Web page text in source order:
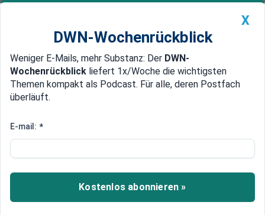
Newsticker MEIN DWN: Geldanlage Premium
Edelmetalle DWN-Magazin China
Aussage aus Belegschaft
Tesla meldet Produktion von
5.000 Autos in einer Woche
Der Elektroauto-Pionier Tesla hat nach
X
DWN-Wochenrückblick
Weniger E-Mails, mehr Substanz: Der DWN-
Wochenrückblick liefert 1x/Woche die wichtigsten
Themen kompakt als Podcast. Für alle, deren Postfach
überläuft.
E-mail: *
Kostenlos abonnieren »